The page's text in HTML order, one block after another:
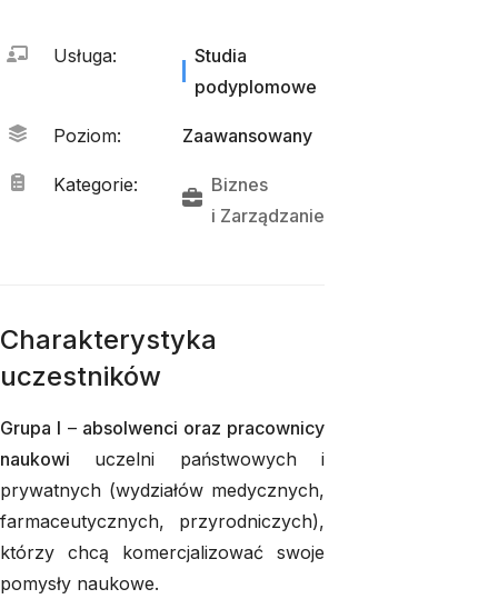
Usługa:
Studia
podyplomowe
Poziom: Zaawansowany
Kategorie:
Biznes
i Zarządzanie
Charakterystyka
uczestników
Grupa I – absolwenci oraz pracownicy
naukowi uczelni państwowych i
prywatnych (wydziałów medycznych,
farmaceutycznych, przyrodniczych),
którzy chcą komercjalizować swoje
pomysły naukowe.